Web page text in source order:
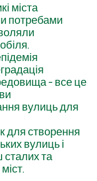
міста
потребами
- все це
вулиць для
для створення
вулиць і
сталих та